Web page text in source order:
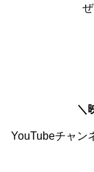
＼
YouTubeチャン